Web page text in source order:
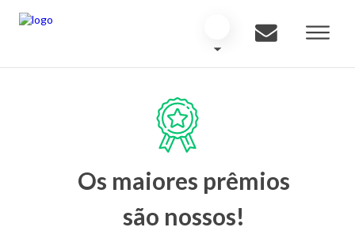
Os maiores prêmios
são nossos!